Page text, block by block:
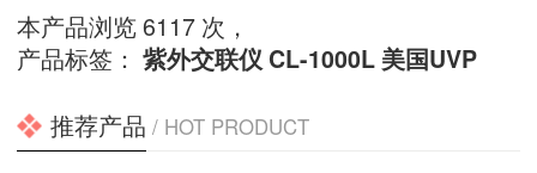
本产品浏览 6117 次，
产品标签： 紫外交联仪 CL-1000L 美国UVP
推荐产品 / HOT PRODUCT